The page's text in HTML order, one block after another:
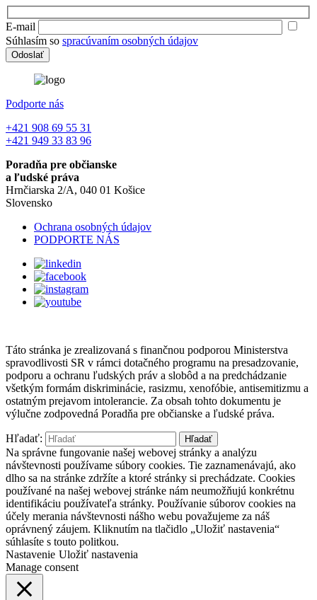
E-mail
Súhlasím so spracúvaním osobných údajov
Podporte nás
+421 908 69 55 31
+421 949 33 83 96
Poradňa pre občianske
a ľudské práva
Hrnčiarska 2/A, 040 01 Košice
Slovensko
Ochrana osobných údajov
PODPORTE NÁS
Táto stránka je zrealizovaná s finančnou podporou Ministerstva
spravodlivosti SR v rámci dotačného programu na presadzovanie,
podporu a ochranu ľudských práv a slobôd a na predchádzanie
všetkým formám diskriminácie, rasizmu, xenofóbie, antisemitizmu a
ostatným prejavom intolerancie. Za obsah tohto dokumentu je
výlučne zodpovedná Poradňa pre občianske a ľudské práva.
Hľadať:
Na správne fungovanie našej webovej stránky a analýzu
návštevnosti používame súbory cookies. Tie zaznamenávajú, ako
dlho sa na stránke zdržíte a ktoré stránky si prechádzate. Cookies
používané na našej webovej stránke nám neumožňujú konkrétnu
identifikáciu používateľa stránky. Používanie súborov cookies na
účely merania návštevnosti nášho webu považujeme za náš
oprávnený záujem. Kliknutím na tlačidlo „Uložiť nastavenia“
súhlasíte s touto politkou.
Nastavenie Uložiť nastavenia
Manage consent